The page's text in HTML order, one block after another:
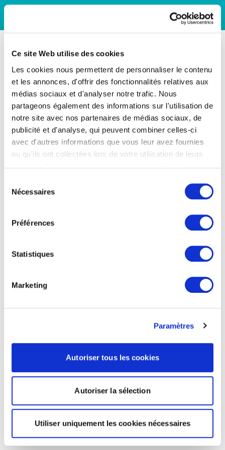
Ce site Web utilise des cookies
Les cookies nous permettent de personnaliser le contenu
et les annonces, d'offrir des fonctionnalités relatives aux
médias sociaux et d'analyser notre trafic. Nous
partageons également des informations sur l'utilisation de
notre site avec nos partenaires de médias sociaux, de
publicité et d'analyse, qui peuvent combiner celles-ci
avec d'autres informations que vous leur avez fournies
ou qu'ils ont collectées lors de votre utilisation de leurs
Nécessaires
Préférences
Statistiques
Marketing
Paramètres
Autoriser tous les cookies
Autoriser la sélection
Utiliser uniquement les cookies nécessaires